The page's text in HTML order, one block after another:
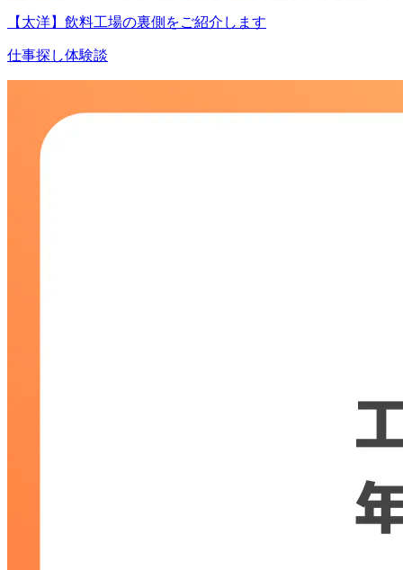
【太洋】飲料工場の裏側をご紹介します
仕事探し体験談